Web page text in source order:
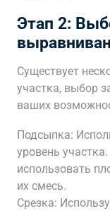
Этап 2:
Существует
участка, выбор
ваших
Подсыпка:
уровень
использовать
их смесь.
Срезка: